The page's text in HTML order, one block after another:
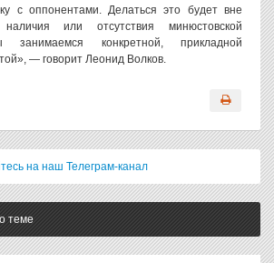
с оппонентами. Делаться это будет вне
или отсутствия минюстовской
занимаемся конкретной, прикладной
— говорит Леонид Волков.
на наш Телеграм-канал
теме